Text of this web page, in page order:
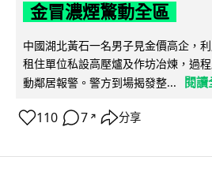
金冒濃煙驚動全區
中國湖北黃石一名男子見金價高企，
租住單位私設高壓爐及作坊冶煉，過
動鄰居報警。警方到場揭發整...
閱讀
110 7 ↗ 分享